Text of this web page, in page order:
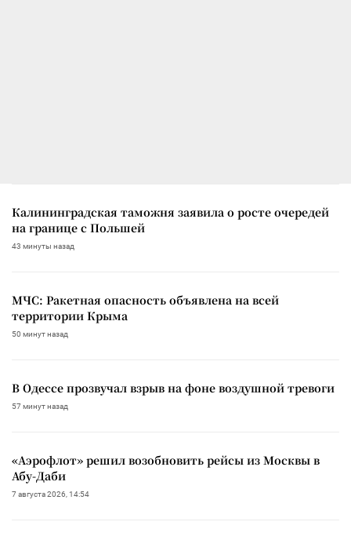
Калининградская таможня заявила о росте очередей
на границе с Польшей
43 минуты назад
МЧС: Ракетная опасность объявлена на всей
территории Крыма
50 минут назад
В Одессе прозвучал взрыв на фоне воздушной тревоги
57 минут назад
«Аэрофлот» решил возобновить рейсы из Москвы в
Абу-Даби
7 августа 2026, 14:54